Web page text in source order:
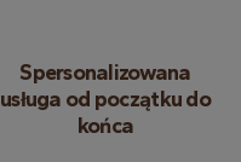
Spersonalizowana
usługa od początku do
końca